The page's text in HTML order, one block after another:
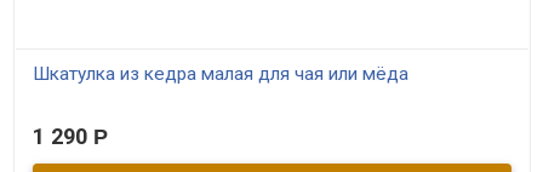
Шкатулка из кедра малая для чая или мёда
1 290 Р